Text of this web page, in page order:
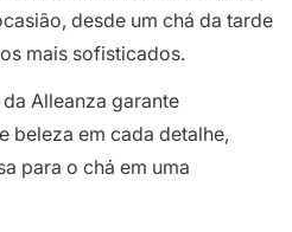
desde um chá da tarde
mais sofisticados.
Alleanza garante
beleza em cada detalhe,
para o chá em uma